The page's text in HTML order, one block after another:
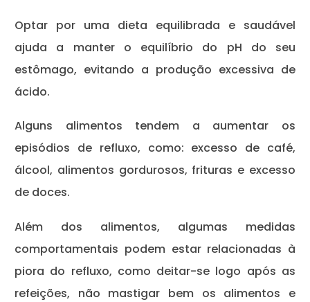
Optar por uma dieta equilibrada e saudável
ajuda a manter o equilíbrio do pH do seu
estômago, evitando a produção excessiva de
ácido.
Alguns alimentos tendem a aumentar os
episódios de refluxo, como: excesso de café,
álcool, alimentos gordurosos, frituras e excesso
de doces.
Além dos alimentos, algumas medidas
comportamentais podem estar relacionadas à
piora do refluxo, como deitar-se logo após as
refeições, não mastigar bem os alimentos e